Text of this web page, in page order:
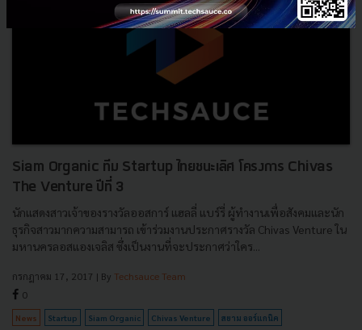
Siam Organic ทีม Startup ไทยชนะเลิศ โครงการ Chivas
The Venture ปีที่ 3
นักแสดงสาวเจ้าของรางวัลออสการ์ แฮลลี่ แบร์รี่ ผู้ทำงานเพื่อสังคมและนัก
ธุรกิจสาวมากความสามารถ เข้าร่วมงานประกาศรางวัล Chivas Venture ใน
มหานครลอสแองเจลิส ซึ่งเป็นงานที่จะประกาศว่าใคร...
กรกฎาคม 17, 2017 | By Techsauce Team
0
News Startup Siam Organic Chivas Venture สยาม ออร์แกนิค